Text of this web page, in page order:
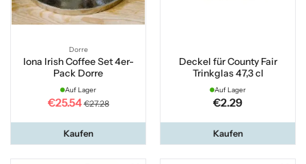
Dorre
Iona Irish Coffee Set 4er-
Pack Dorre
Auf Lager
€25.54 €27.28
Kaufen
Deckel für County Fair
Trinkglas 47,3 cl
Auf Lager
€2.29
Kaufen